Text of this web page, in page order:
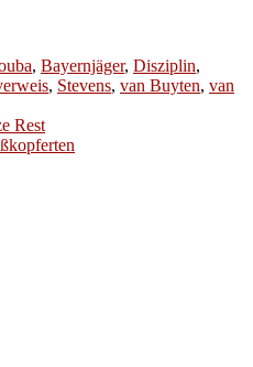
, Bayernjäger, Disziplin,
, Stevens, van Buyten, van
Rest